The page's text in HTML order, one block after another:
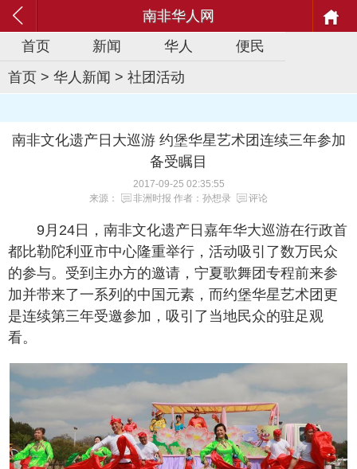
南非华人网
首页
新闻 华人
便民
首页 > 华人新闻 > 社团活动
南非文化遗产日大巡游 约堡华星艺术团连续三年参加
备受瞩目
2017-09-25 02:35:55
来源：
非洲时报 作者：孙想录 评论
9月24日，南非文化遗产日嘉年华大巡游在行政首
都比勒陀利亚市中心隆重举行，活动吸引了数万民众
的参与。受到主办方的邀请，宁夏歌舞团专程前来参
加并带来了一系列的中国元素，而约堡华星艺术团更
是连续第三年受邀参加，吸引了当地民众的驻足观
看。